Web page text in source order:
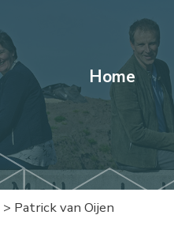
Home
> Patrick van Oijen